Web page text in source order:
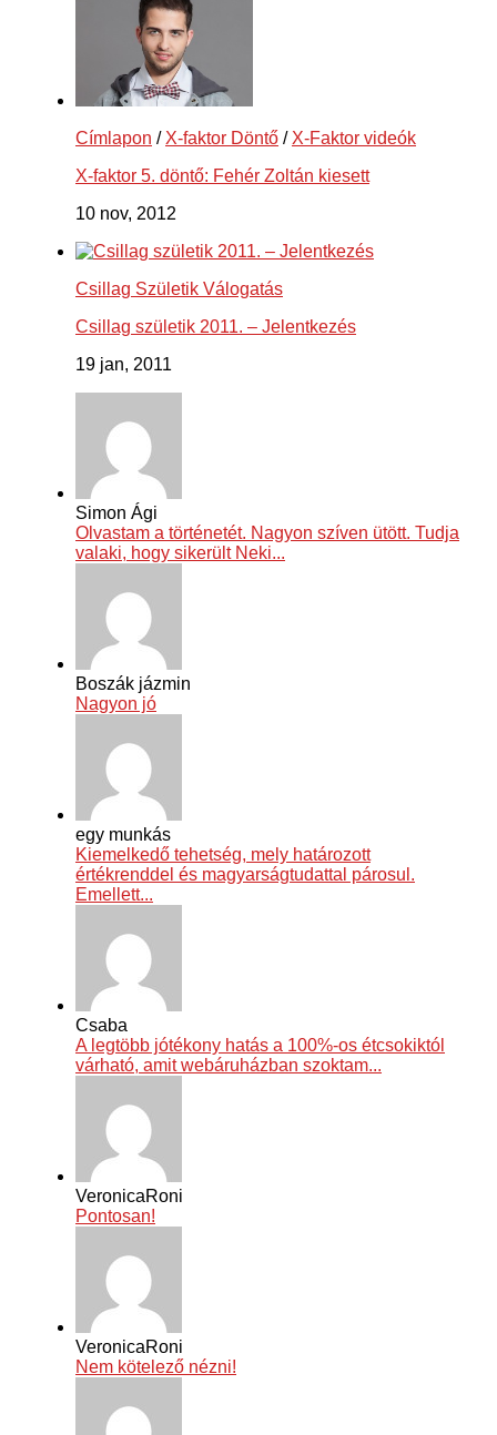
Címlapon / X-faktor Döntő / X-Faktor videók
X-faktor 5. döntő: Fehér Zoltán kiesett
10 nov, 2012
Csillag Születik Válogatás
Csillag születik 2011. – Jelentkezés
19 jan, 2011
Simon Ági
Olvastam a történetét. Nagyon szíven ütött. Tudja
valaki, hogy sikerült Neki...
Boszák jázmin
Nagyon jó
egy munkás
Kiemelkedő tehetség, mely határozott
értékrenddel és magyarságtudattal párosul.
Emellett...
Csaba
A legtöbb jótékony hatás a 100%-os étcsokiktól
várható, amit webáruházban szoktam...
VeronicaRoni
Pontosan!
VeronicaRoni
Nem kötelező nézni!